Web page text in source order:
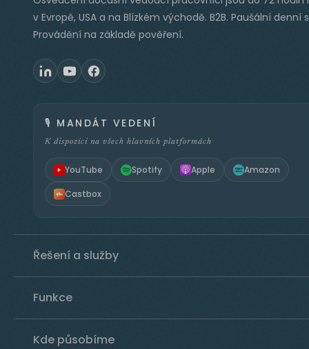
v Evropě, USA a na Blízkém východě. B2B. Paušální denní
Provádění na základě pověření.
🎙️ MANDÁT VEDENÍ
K dispozici na všech hlavních platformách
YouTube Spotify Apple Amazon
Castbox
Řešení a služby
Funkce
Kde působíme